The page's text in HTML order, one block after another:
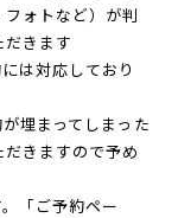
ォトなど）が判
きます
は対応しており
埋まってしまった
きますので予め
「ご予約ペー